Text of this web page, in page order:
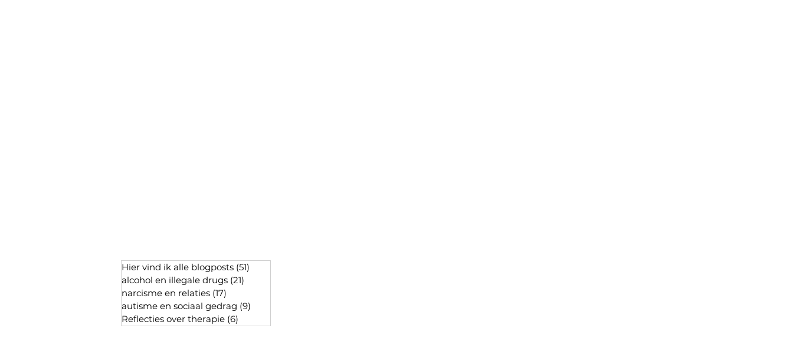
Hier vind ik alle blogposts (51)
alcohol en illegale drugs (21)
narcisme en relaties (17)
autisme en sociaal gedrag (9)
Reflecties over therapie (6)